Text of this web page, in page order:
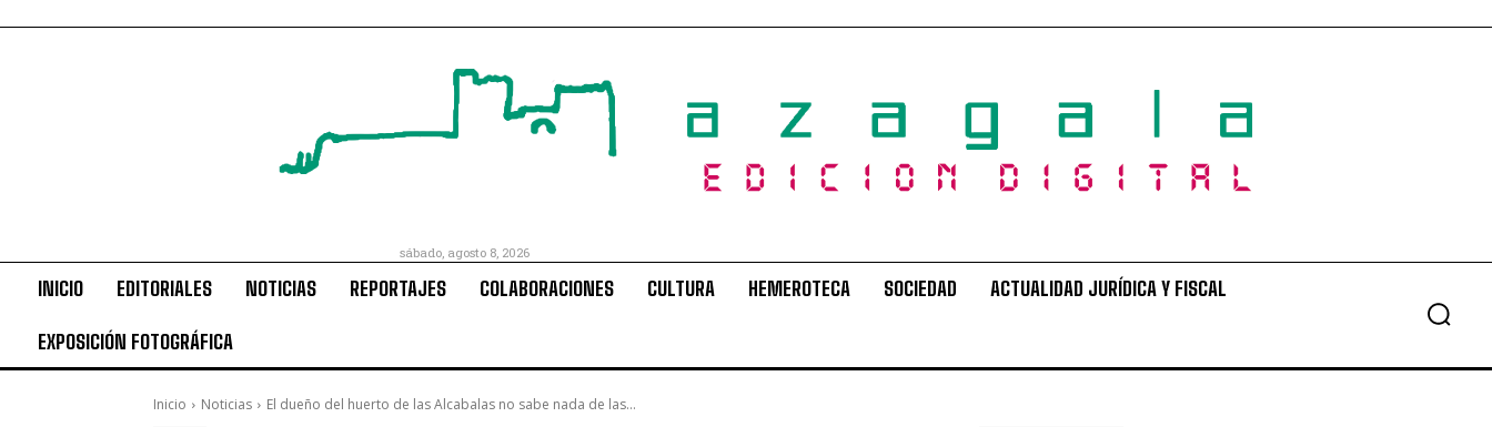
sábado, agosto 8, 2026
INICIO EDITORIALES NOTICIAS REPORTAJES COLABORACIONES CULTURA HEMEROTECA SOCIEDAD ACTUALIDAD JURÍDICA Y FISCAL
EXPOSICIÓN FOTOGRÁFICA
Inicio Noticias El dueño del huerto de las Alcabalas no sabe nada de las...